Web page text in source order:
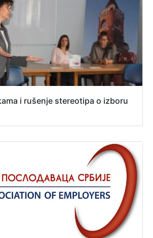
i rušenje stereotipa o izboru